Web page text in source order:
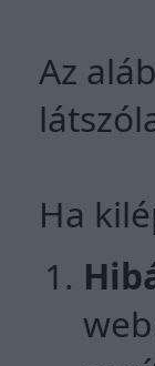
Az
Ha